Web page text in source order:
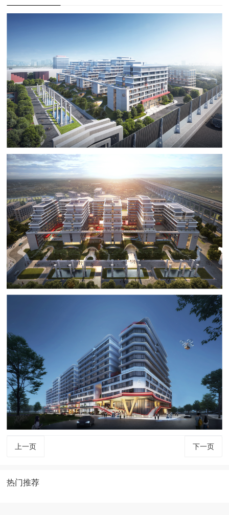
上一页 下一页
热门推荐